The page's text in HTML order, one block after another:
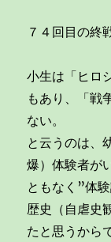
７４回目の終
小生は「ヒロ
もあり、「戦
ない。
と云うのは、
爆）体験者が
ともなく”体
歴史（自虐史
たと思うから